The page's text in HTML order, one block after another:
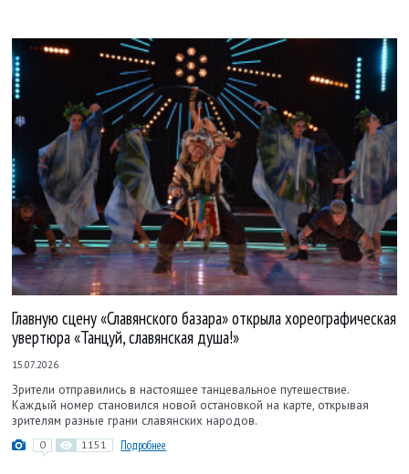
Главную сцену «Славянского базара» открыла хореографическая
увертюра «Танцуй, славянская душа!»
15.07.2026
Зрители отправились в настоящее танцевальное путешествие.
Каждый номер становился новой остановкой на карте, открывая
зрителям разные грани славянских народов.
0 1151 Подробнее